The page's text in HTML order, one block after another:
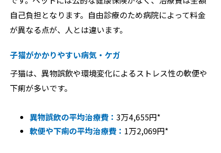
自己負担となります。自由診療のため病院によって料金
が異なる点が、人とは違います。
子猫がかかりやすい病気・ケガ
子猫は、異物誤飲や環境変化によるストレス性の軟便や
下痢が多いです。
異物誤飲の平均治療費： 3万4,655円*
軟便や下痢の平均治療費： 1万2,069円*